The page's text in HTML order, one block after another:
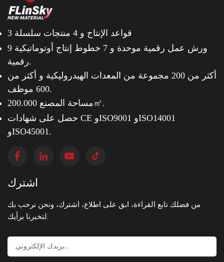
3 قواعد الإنتاج و 4 منتجات سلسلة
9 ورش عمل رقمية موحدة و
7 خطوط إنتاج أوتوماتيكية
رقمية.
أكثر من 200 مجموعة من المعدات الهيدروليكية و أكثر من
600 موظف.
مساحة المصنع 200.000㎡.
حصل على شهادات CE وISO9001 وISO14001
وISO45001.
اشترك
من فضلك تابع القراءة، ابق على اطلاع، اشترك، ونحن نرحب بك
لتخبرنا برأيك.